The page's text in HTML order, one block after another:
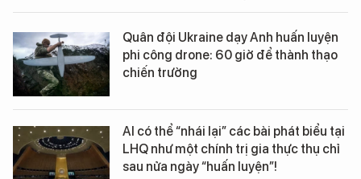
Quân đội Ukraine dạy Anh huấn luyện
phi công drone: 60 giờ để thành thạo
chiến trường
AI có thể “nhái lại” các bài phát biểu tại
LHQ như một chính trị gia thực thụ chỉ
sau nửa ngày “huấn luyện”!